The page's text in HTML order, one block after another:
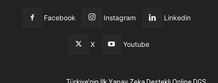
Facebook Instagram Linkedin
X Youtube